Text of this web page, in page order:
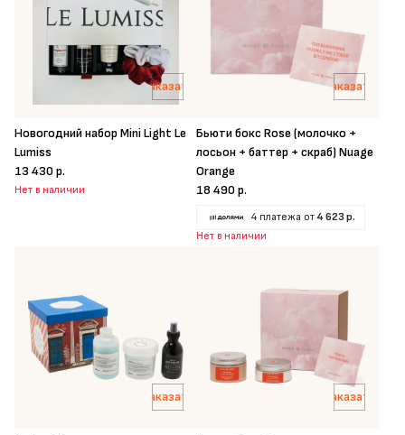
Заказать
Новогодний набор Mini Light Le
Lumiss
13 430 р.
Нет в наличии
Заказать
Бьюти бокс Rose (молочко +
лосьон + баттер + скраб) Nuage
Orange
18 490 р.
4 платежа от4 623 р.
Нет в наличии
Заказать Заказать